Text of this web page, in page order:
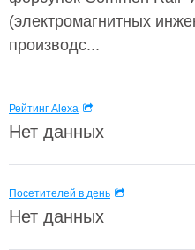
(электромагнитных
производс...
Рейтинг Alexa
Нет данных
Посетителей в день
Нет данных